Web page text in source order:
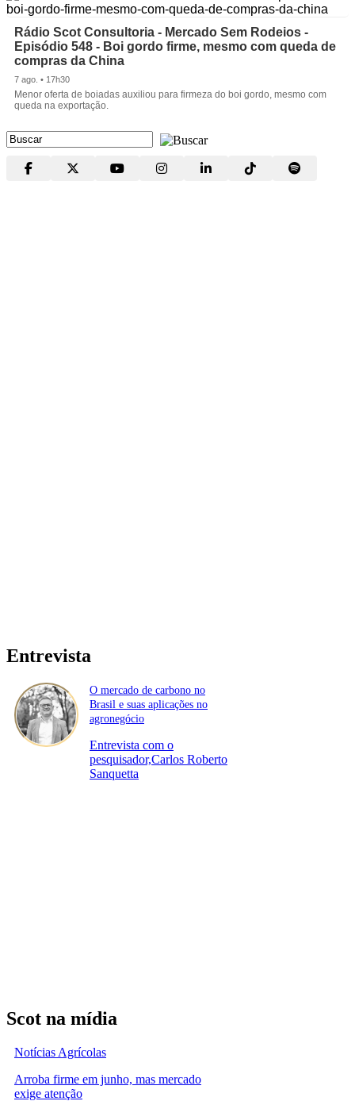
Rádio Scot Consultoria - Mercado Sem Rodeios -
Episódio 548 - Boi gordo firme, mesmo com queda de
compras da China
7 ago. • 17h30
Menor oferta de boiadas auxiliou para firmeza do boi gordo, mesmo com
queda na exportação.
Entrevista
O mercado de carbono no
Brasil e suas aplicações no
agronegócio
Entrevista com o
pesquisador,Carlos Roberto
Sanquetta
Scot na mídia
Notícias Agrícolas
Arroba firme em junho, mas mercado
exige atenção